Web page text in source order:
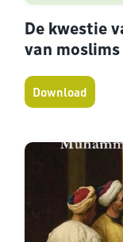
De kwestie
van moslims
Download